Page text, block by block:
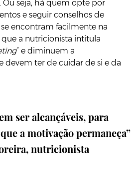
Ou seja, há quem opte por
e seguir conselhos de
encontram facilmente na
que a nutricionista intitula
” e diminuem a
devem ter de cuidar de si e da
ser alcançáveis, para
a motivação permaneça”
nutricionista